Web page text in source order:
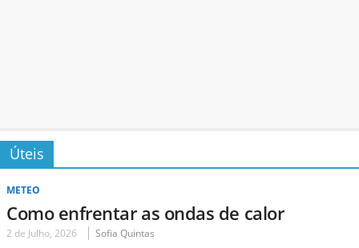
Úteis
METEO
Como enfrentar as ondas de calor
2 de Julho, 2026 Sofia Quintas